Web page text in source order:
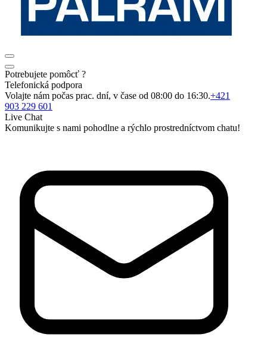
Potrebujete pomôcť ?
Telefonická podpora
Volajte nám počas prac. dní, v čase od 08:00 do 16:30.+421
903 229 601
Live Chat
Komunikujte s nami pohodlne a rýchlo prostredníctvom chatu!